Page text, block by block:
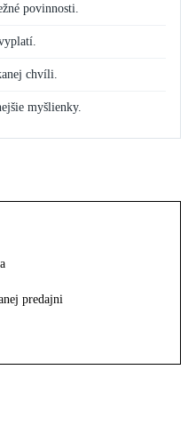
povinnosti.
chvíli.
myšlienky.
predajni